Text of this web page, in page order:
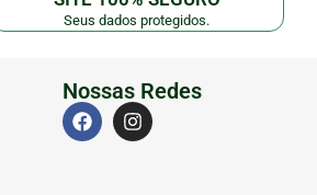
Seus dados protegidos.
Nossas Redes